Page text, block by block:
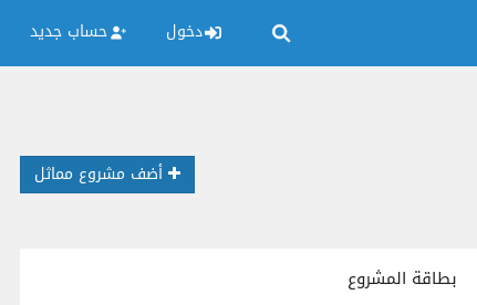
دخول حساب جديد
أضف مشروع مماثل
بطاقة المشروع